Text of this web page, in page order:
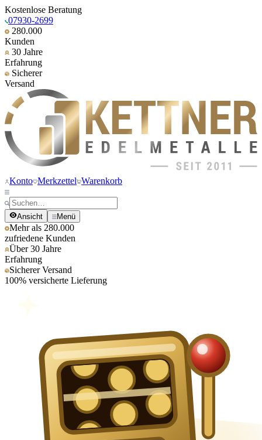
Kostenlose Beratung
07930-2699
280.000
Kunden
30 Jahre
Erfahrung
Sicherer
Versand
Konto Merkzettel Warenkorb
Ansicht Menü
Mehr als 280.000
zufriedene Kunden
Über 30 Jahre
Erfahrung
Sicherer Versand
100% versicherte Lieferung